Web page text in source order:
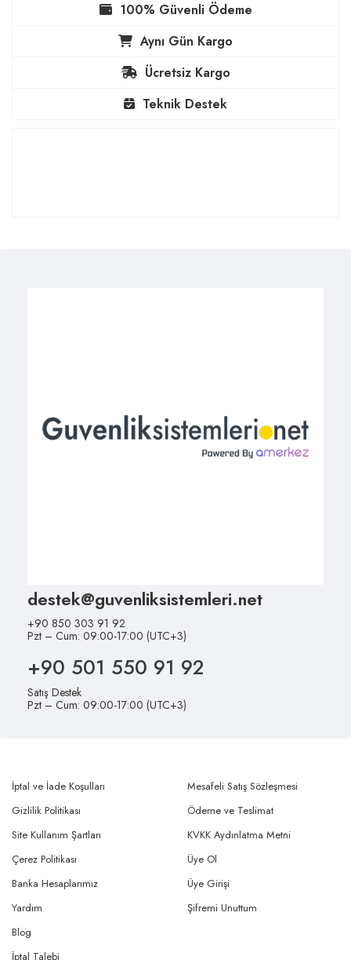
100% Güvenli Ödeme
Aynı Gün Kargo
Ücretsiz Kargo
Teknik Destek
+90 501 550 91 92
Satış Destek
Çerez Politikası
Banka Hesaplarımız
Üye Ol
Şifremi Unuttum
İptal Talebi
© Copyright 2025 Her Hakkı Saklıdır.